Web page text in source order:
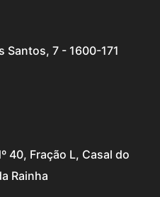
Santos, 7 - 1600-171
40, Fração L, Casal do
Rainha